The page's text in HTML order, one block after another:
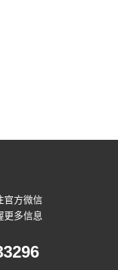
官方微信
更多信息